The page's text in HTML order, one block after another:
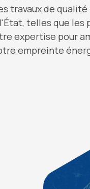
travaux de
telles que les
expertise pour
empreinte